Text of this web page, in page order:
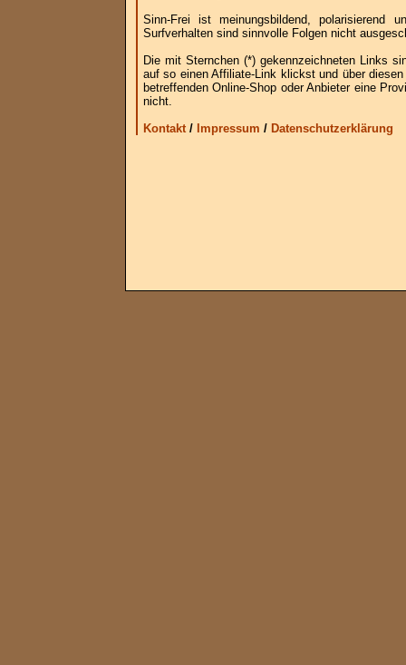
Sinn-Frei ist meinungsbildend, polarisierend
Surfverhalten sind sinnvolle Folgen nicht
Die mit Sternchen (*) gekennzeichneten Links
auf so einen Affiliate-Link klickst und über
betreffenden Online-Shop oder Anbieter eine
nicht.
Kontakt/ Impressum / Datenschutzerklärung